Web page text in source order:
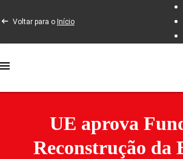
Voltar para o Início
UE aprova
Reconstrução da